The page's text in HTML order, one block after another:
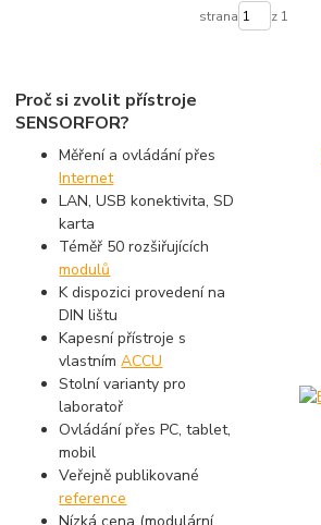
strana z 1
Proč si zvolit přístroje
SENSORFOR?
Měření a ovládání přes
Internet
LAN, USB konektivita, SD
karta
Téměř 50 rozšiřujících
modulů
K dispozici provedení na
DIN lištu
Kapesní přístroje s
vlastnímACCU
Stolní varianty pro
laboratoř
Ovládání přes PC, tablet,
mobil
Veřejně publikované
reference